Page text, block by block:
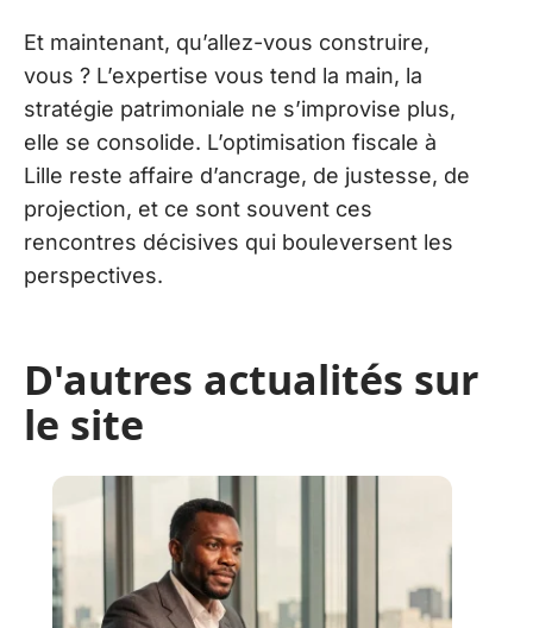
Et maintenant, qu’allez-vous construire,
vous ? L’expertise vous tend la main, la
stratégie patrimoniale ne s’improvise plus,
elle se consolide. L’optimisation fiscale à
Lille reste affaire d’ancrage, de justesse, de
projection, et ce sont souvent ces
rencontres décisives qui bouleversent les
perspectives.
D'autres actualités sur
le site